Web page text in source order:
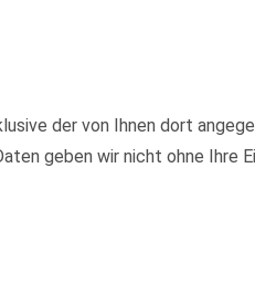
der von Ihnen dort
geben wir nicht ohne Ihre